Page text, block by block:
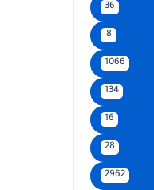
36
8
1066
134
16
28
2962